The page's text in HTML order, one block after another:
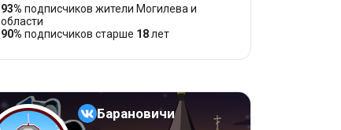
93% подписчиков жители Могилева и
области
90% подписчиков старше 18лет
Барановичи